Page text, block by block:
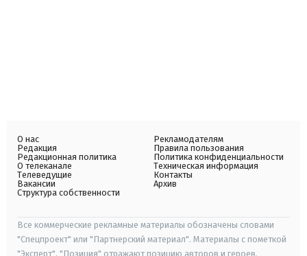
О нас
Редакция
Редакционная политика
О телеканале
Телеведущие
Вакансии
Структура собственности
Рекламодателям
Правила пользования
Политика конфиденциальности
Техническая информация
Контакты
Архив
Все коммерческие рекламные материалы обозначены словами
"Спецпроект" или "Партнерский материал". Материалы с пометкой
"Эксперт", "Позиция" отражают позицию авторов и героев.